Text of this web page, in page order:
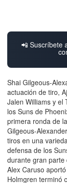
📲 Suscríbete
Shai Gilgeous-
actuación de tiro,
Jalen Williams y el
los Suns de
primera ronda de
Gilgeous-
tiros en una
defensa de los
durante gran parte
Alex Caruso
Holmgren terminó